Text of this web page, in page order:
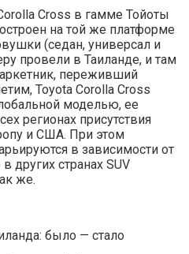
Cross в гамме Тойоты
на той же платформе
(седан, универсал и
провели в Таиланде, и там
переживший
Toyota Corolla Cross
моделью, ее
регионах присутствия
и США. При этом
в зависимости от
других странах SUV
же.
было — стало